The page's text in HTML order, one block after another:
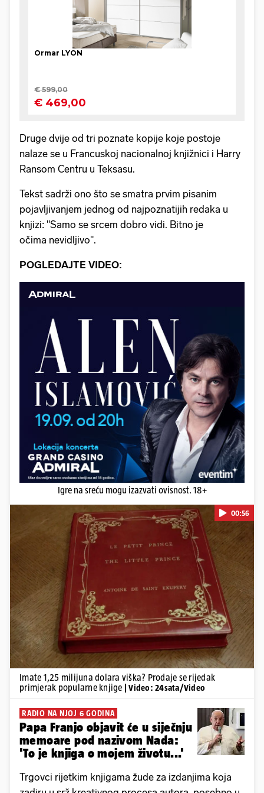
Druge dvije od tri poznate kopije koje postoje
nalaze se u Francuskoj nacionalnoj knjižnici i Harry
Ransom Centru u Teksasu.
Tekst sadrži ono što se smatra prvim pisanim
pojavljivanjem jednog od najpoznatijih redaka u
knjizi: "Samo se srcem dobro vidi. Bitno je
očima nevidljivo".
POGLEDAJTE VIDEO:
Igre na sreću mogu izazvati ovisnost. 18+
Pokretanje videa...
00:56
Imate 1,25 milijuna dolara viška? Prodaje se rijedak
primjerak popularne knjige
| Video: 24sata/Video
RADIO NA NJOJ 6 GODINA
Papa Franjo objavit će u siječnju
memoare pod nazivom Nada:
'To je knjiga o mojem životu...'
Trgovci rijetkim knjigama žude za izdanjima koja